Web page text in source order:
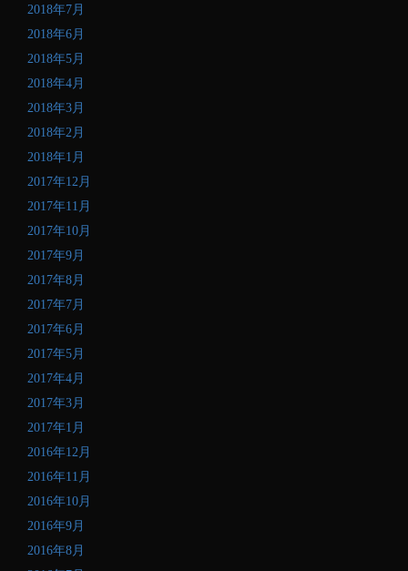
2018年7月
2018年6月
2018年5月
2018年4月
2018年3月
2018年2月
2018年1月
2017年12月
2017年11月
2017年10月
2017年9月
2017年8月
2017年7月
2017年6月
2017年5月
2017年4月
2017年3月
2017年1月
2016年12月
2016年11月
2016年10月
2016年9月
2016年8月